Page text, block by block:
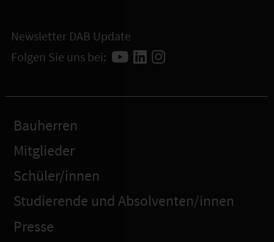
Newsletter DAB Update
Folgen Sie uns bei:
Bauherren
Mitglieder
Schüler/innen
Studierende und Absolventen/innen
Presse